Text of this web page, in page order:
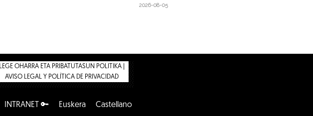
2026-08-05
LEGE OHARRA ETA PRIBATUTASUN POLITIKA |
AVISO LEGAL Y POLÍTICA DE PRIVACIDAD
INTRANET 🔑 Euskera Castellano